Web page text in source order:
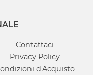
Contattaci
Privacy Policy
d'Acquisto